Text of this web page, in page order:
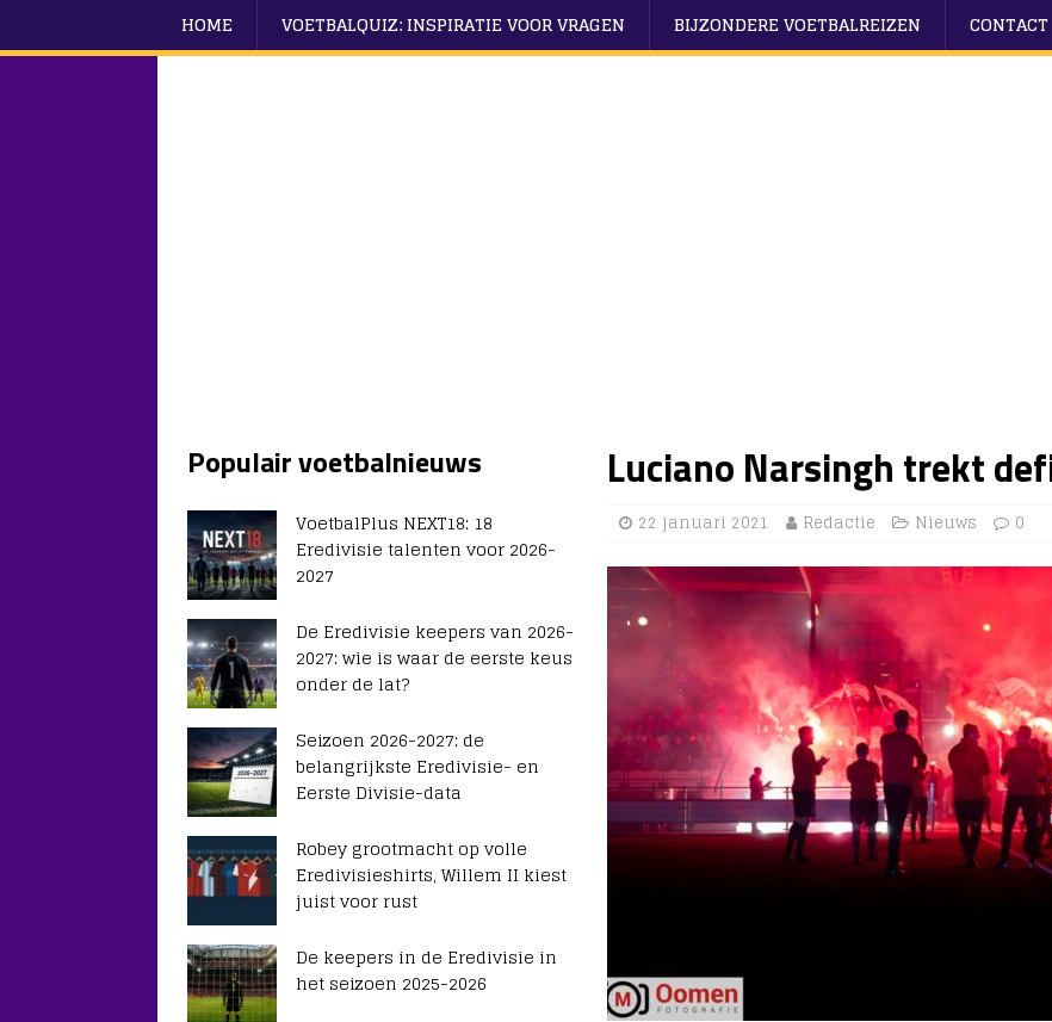
HOME VOETBALQUIZ: INSPIRATIE VOOR VRAGEN BIJZONDERE VOETBALREIZEN CONTACT
Luciano Narsingh trekt
22 januari 2021 Redactie Nieuws 0
Populair voetbalnieuws
VoetbalPlus NEXT18: 18
Eredivisie talenten voor 2026-
2027
De Eredivisie keepers van 2026-
2027: wie is waar de eerste keus
onder de lat?
Seizoen 2026-2027: de
belangrijkste Eredivisie- en
Eerste Divisie-data
Robey grootmacht op volle
Eredivisieshirts, Willem II kiest
juist voor rust
De keepers in de Eredivisie in
het seizoen 2025-2026